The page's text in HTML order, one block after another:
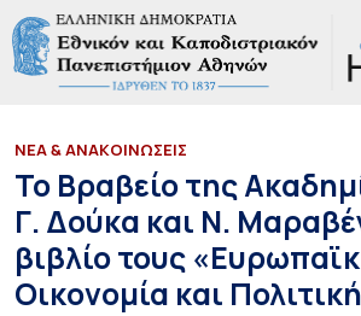
ΝΕΑ & ΑΝΑΚΟΙΝΩΣΕΙΣ
To Βραβείο της
Γ. Δούκα και Ν.
βιβλίο τους
Οικονομία και